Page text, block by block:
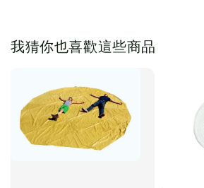
我猜你也喜歡這些商品